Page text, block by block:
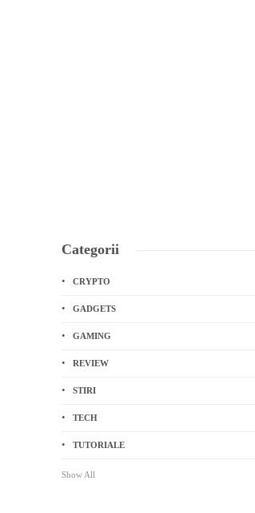
Categorii
CRYPTO
GADGETS
GAMING
REVIEW
STIRI
TECH
TUTORIALE
Show All